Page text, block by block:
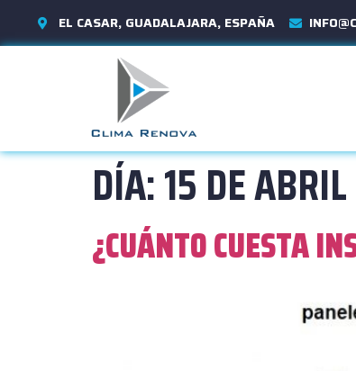
EL CASAR, GUADALAJARA, ESPAÑA
DÍA:15 DE
¿CUÁNTO CUESTA